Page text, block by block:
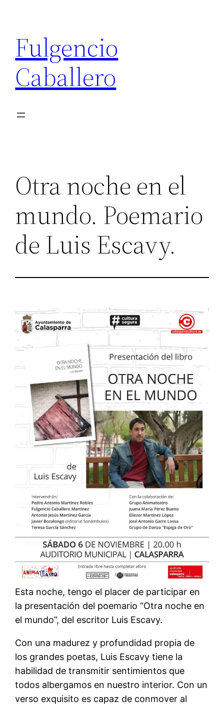
contenido
Fulgencio
Caballero
Otra noche en el
mundo. Poemario
de Luis Escavy.
Esta noche, tengo el placer de participar en
la presentación del poemario “Otra noche en
el mundo”, del escritor Luis Escavy.
Con una madurez y profundidad propia de
los grandes poetas, Luis Escavy tiene la
habilidad de transmitir sentimientos que
todos albergamos en nuestro interior. Con un
verso exquisito es capaz de conmover al